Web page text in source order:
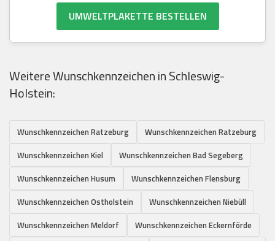
UMWELTPLAKETTE BESTELLEN
Weitere Wunschkennzeichen in Schleswig-
Holstein:
Wunschkennzeichen Ratzeburg
Wunschkennzeichen Ratzeburg
Wunschkennzeichen Kiel
Wunschkennzeichen Bad Segeberg
Wunschkennzeichen Husum
Wunschkennzeichen Flensburg
Wunschkennzeichen Ostholstein
Wunschkennzeichen Niebüll
Wunschkennzeichen Meldorf
Wunschkennzeichen Eckernförde